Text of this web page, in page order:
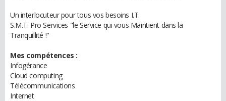
Un interlocuteur pour tous vos besoins I.T.
S.M.T. Pro Services "le Service qui vous Maintient dans la
Tranquillité !"
Mes compétences :
Infogérance
Cloud computing
Télécommunications
Internet